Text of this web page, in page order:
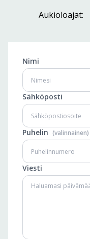
Aukioloajat:
Nimi
Sähköposti
Puhelin (valinnainen)
Viesti